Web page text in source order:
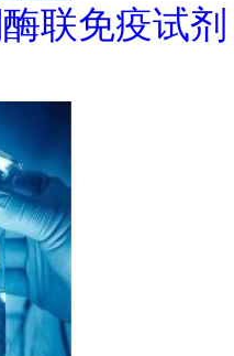
联免疫试剂